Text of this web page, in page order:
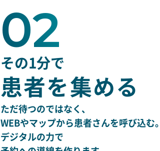
02
その1分で
患者を集める
ただ待つのではなく、
WEBやマップから患者さんを呼び込む。
デジタルの力で